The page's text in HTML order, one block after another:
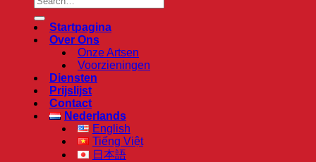
Startpagina
Over Ons
Onze Artsen
Voorzieningen
Diensten
Prijslijst
Contact
Nederlands
English
Tiếng Việt
日本語